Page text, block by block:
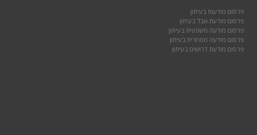
פרסום מודעות בעיתון
פרסום מודעת אבל בעיתון
פרסום מודעה משפטית בעיתון
פרסום מודעה מסחרית בעיתון
פרסום מודעת דרושים בעיתון